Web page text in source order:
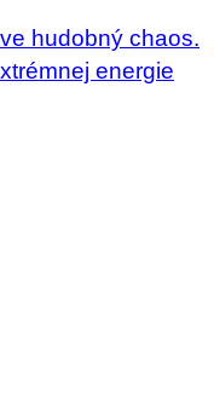
hudobný chaos.
energie